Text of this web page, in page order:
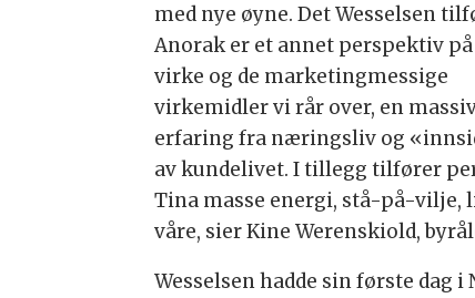
med nye øyne. Det Wesselsen
Anorak er et annet perspektiv
virke og de marketingmessige
virkemidler vi rår over, en
erfaring fra næringsliv og
av kundelivet. I tillegg tilfører
Tina masse energi, stå-på-vilje,
våre, sier Kine Werenskiold,
Wesselsen hadde sin første dag i